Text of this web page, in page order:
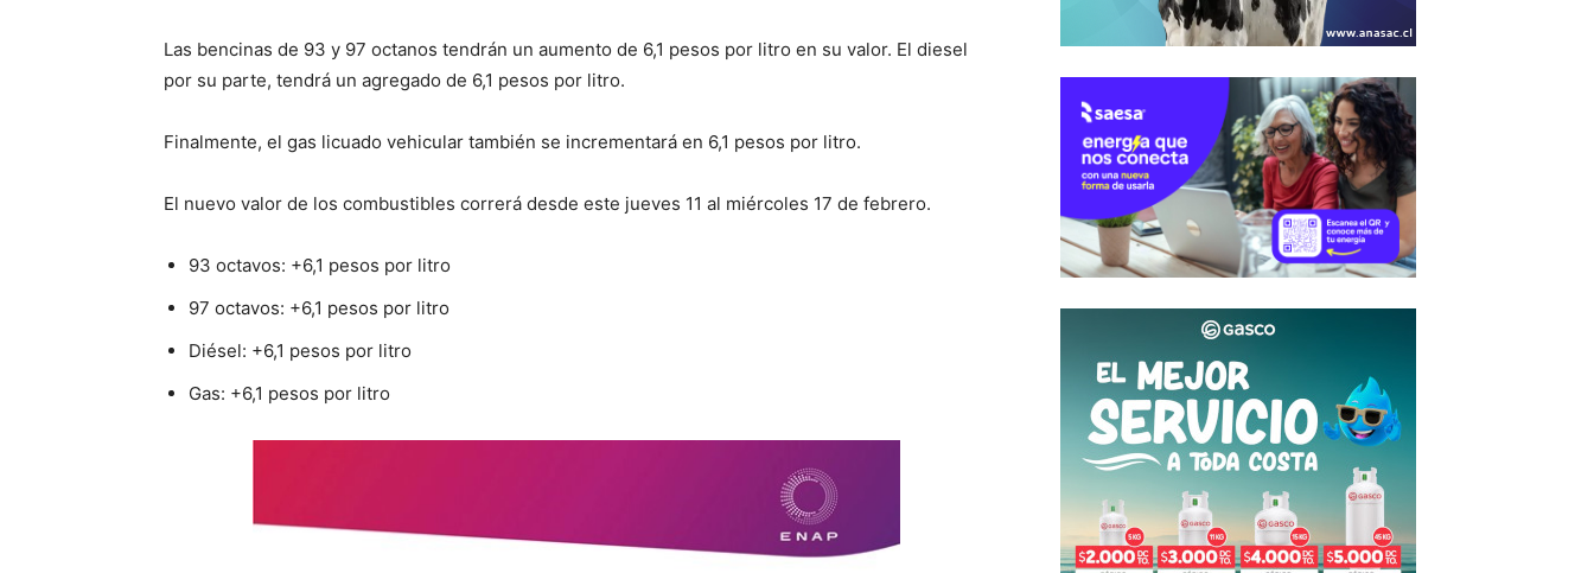
Las bencinas de 93 y 97 octanos tendrán un aumento de 6,1 pesos por litro en su valor. El diesel
por su parte, tendrá un agregado de 6,1 pesos por litro.
Finalmente, el gas licuado vehicular también se incrementará en 6,1 pesos por litro.
El nuevo valor de los combustibles correrá desde este jueves 11 al miércoles 17 de febrero.
93 octavos: +6,1 pesos por litro
97 octavos: +6,1 pesos por litro
Diésel: +6,1 pesos por litro
Gas: +6,1 pesos por litro